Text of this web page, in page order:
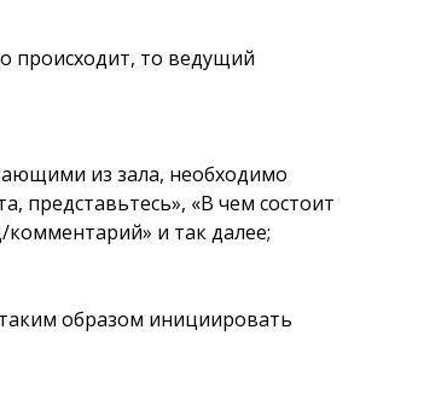
происходит, то ведущий
из зала, необходимо
представьтесь», «В чем состоит
и так далее;
образом инициировать